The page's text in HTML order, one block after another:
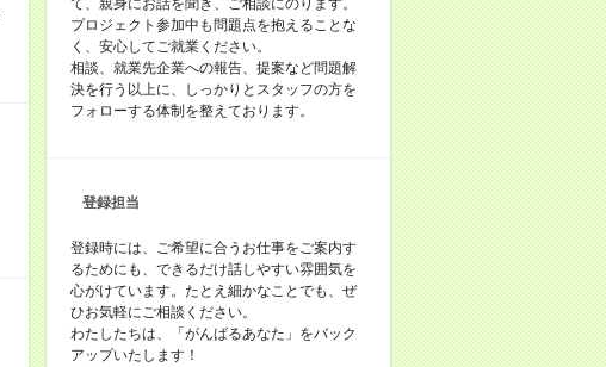
プロジェクト参加中も問題点を抱えることな
く、安心してご就業ください。
相談、就業先企業への報告、提案など問題解
決を行う以上に、しっかりとスタッフの方を
フォローする体制を整えております。
登録担当
登録時には、ご希望に合うお仕事をご案内す
るためにも、できるだけ話しやすい雰囲気を
心がけています。たとえ細かなことでも、ぜ
ひお気軽にご相談ください。
わたしたちは、「がんばるあなた」をバック
アップいたします！